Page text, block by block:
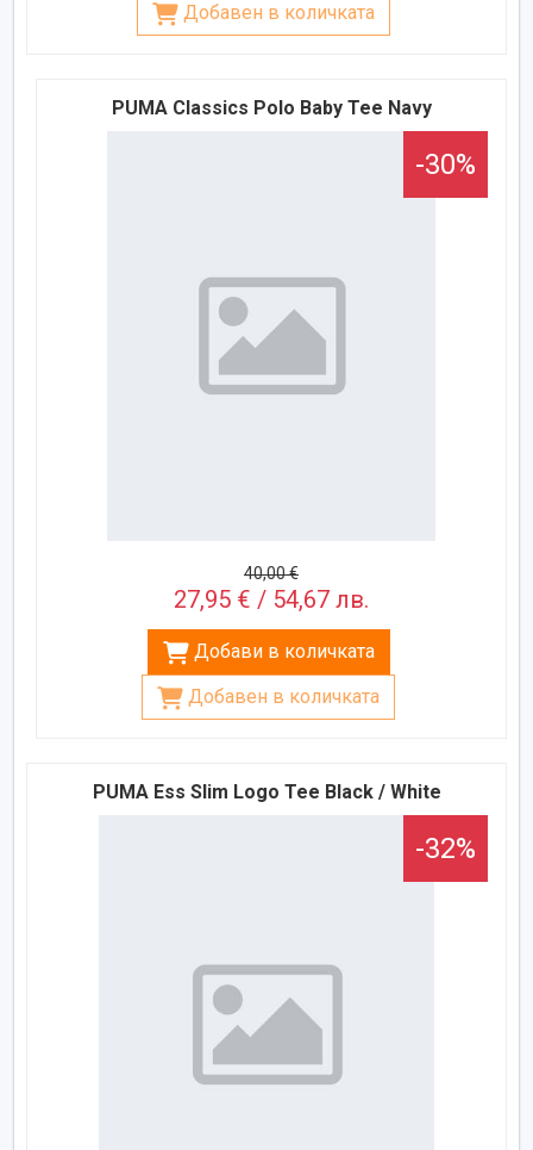
Добавен в количката
PUMA Classics Polo Baby Tee Navy
-30%
40,00 €
27,95 € / 54,67 лв.
Добави в количката
Добавен в количката
PUMA Ess Slim Logo Tee Black / White
-32%